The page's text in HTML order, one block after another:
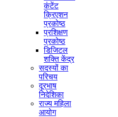
कंटेंट
क्रिएशन
प्रकोष्ठ
प्रशिक्षण
प्रकोष्ठ
डिजिटल
शक्ति केंद्र
सदस्यों का
परिचय
दूरभाष
निदेशिका
राज्य महिला
आयोग